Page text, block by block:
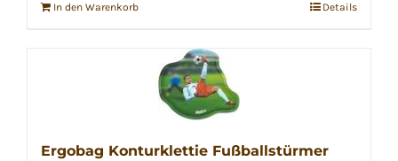
In den Warenkorb Details
Ergobag Konturklettie Fußballstürmer